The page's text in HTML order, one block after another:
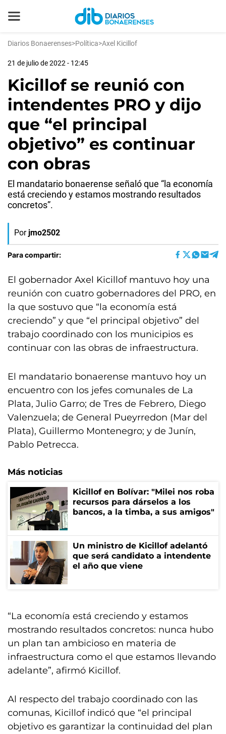
Diarios Bonaerenses>Política>Axel Kicillof
21 de julio de 2022 - 12:45
Kicillof se reunió con
intendentes PRO y dijo
que “el principal
objetivo” es continuar
con obras
El mandatario bonaerense señaló que “la economía
está creciendo y estamos mostrando resultados
concretos”.
Por jmo2502
Para compartir:
El gobernador Axel Kicillof mantuvo hoy una
reunión con cuatro gobernadores del PRO, en
la que sostuvo que “la economía está
creciendo” y que “el principal objetivo” del
trabajo coordinado con los municipios es
continuar con las obras de infraestructura.
El mandatario bonaerense mantuvo hoy un
encuentro con los jefes comunales de La
Plata, Julio Garro; de Tres de Febrero, Diego
Valenzuela; de General Pueyrredon (Mar del
Plata), Guillermo Montenegro; y de Junín,
Pablo Petrecca.
Más noticias
Kicillof en Bolívar: "Milei nos roba
recursos para dárselos a los
bancos, a la timba, a sus amigos"
Un ministro de Kicillof adelantó
que será candidato a intendente
el año que viene
“La economía está creciendo y estamos
mostrando resultados concretos: nunca hubo
un plan tan ambicioso en materia de
infraestructura como el que estamos llevando
adelante”, afirmó Kicillof.
Al respecto del trabajo coordinado con las
comunas, Kicillof indicó que “el principal
objetivo es garantizar la continuidad del plan